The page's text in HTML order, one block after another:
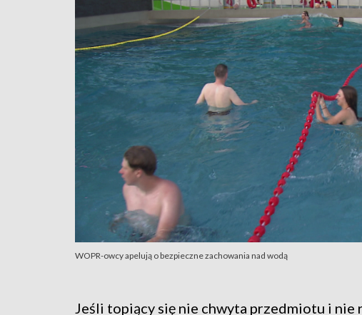
WOPR-owcy apelują o bezpieczne zachowania nad wodą
Jeśli topiący się nie chwyta przedmiotu i